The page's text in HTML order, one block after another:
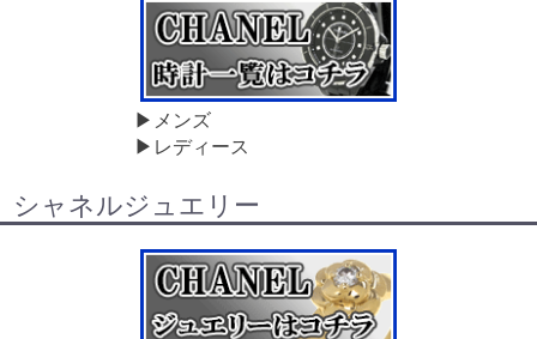
▶メンズ
▶レディース
シャネルジュエリー